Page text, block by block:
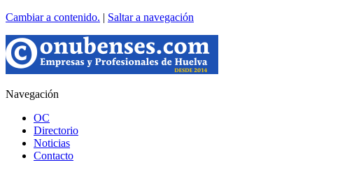
Cambiar a contenido. | Saltar a navegación
Navegación
OC
Directorio
Noticias
Contacto